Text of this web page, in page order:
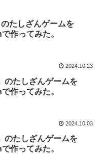
のたしざんゲームを
作ってみた。
2024.10.23
のたしざんゲームを
作ってみた。
2024.10.03
のたしざんゲームを
作ってみた。